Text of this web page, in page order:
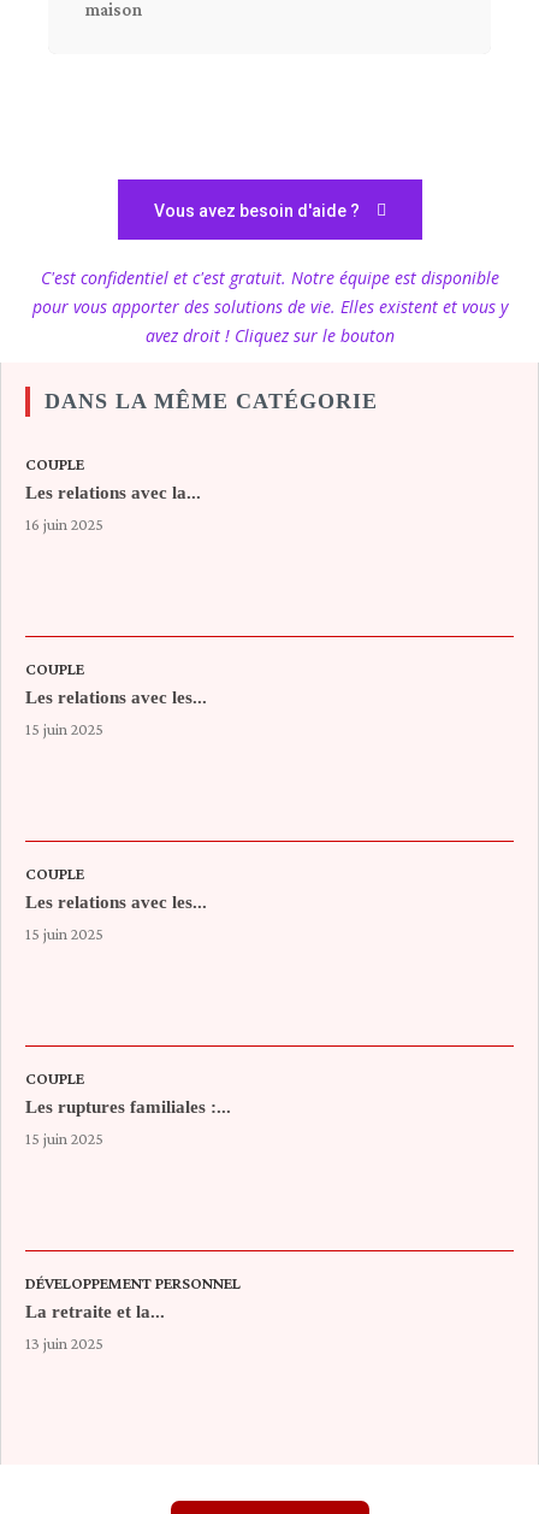
maison
Vous avez besoin d'aide ?
C'est confidentiel et c'est gratuit. Notre équipe est disponible
pour vous apporter des solutions de vie. Elles existent et vous y
avez droit ! Cliquez sur le bouton
DANS LA MÊME CATÉGORIE
COUPLE
Les relations avec la...
16 juin 2025
COUPLE
Les relations avec les...
15 juin 2025
COUPLE
Les relations avec les...
15 juin 2025
COUPLE
Les ruptures familiales :...
15 juin 2025
DÉVELOPPEMENT PERSONNEL
La retraite et la...
13 juin 2025